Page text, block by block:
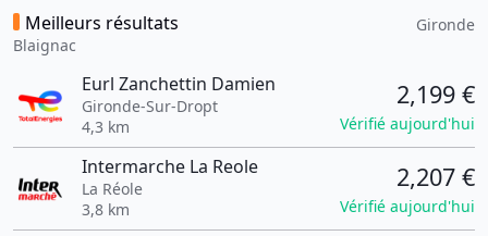
Meilleurs résultats
Blaignac
Gironde
Eurl Zanchettin Damien
Gironde-Sur-Dropt
4,3 km
2,199 €
Vérifié aujourd'hui
Intermarche La Reole
La Réole
3,8 km
2,207 €
Vérifié aujourd'hui